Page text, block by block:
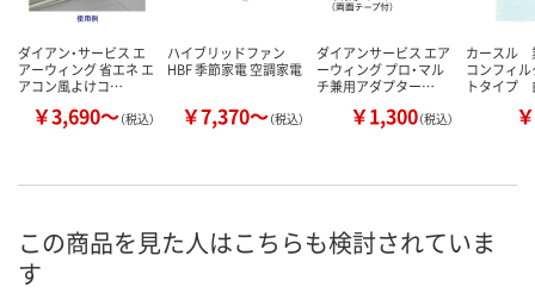
ダイアン・サービス エ
アーウィング 省エネ エ
アコン風よけコ…
￥3,690～（税込）
ハイブリッドファン
HBF 季節家電 空調家電
￥7,370～（税込）
ダイアンサービス エア
ーウィング プロ・マル
チ兼用アダプター…
￥1,300（税込）
カースル
コンフィ
トタイ
この商品を見た人はこちらも検討されていま
す